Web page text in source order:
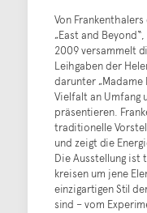
Von
„East and
2009 versammelt
Leihgaben der
darunter
Vielfalt an Umfang
präsentieren.
traditionelle
und zeigt die
Die Ausstellung
kreisen um jene
einzigartigen Stil
sind – vom